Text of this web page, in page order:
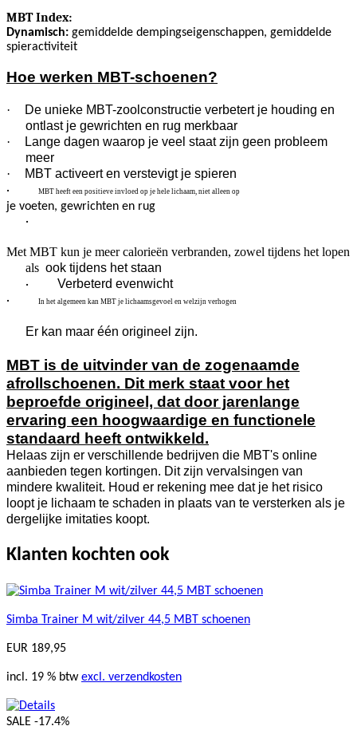
MBT Index:
Dynamisch: gemiddelde dempingseigenschappen, gemiddelde
spieractiviteit
Hoe werken MBT-schoenen?
·
De unieke MBT-zoolconstructie verbetert je houding en
ontlast je gewrichten en rug merkbaar
·
Lange dagen waarop je veel staat zijn geen probleem
meer
·
MBT activeert en verstevigt je spieren
· MBT heeft een positieve invloed op je hele lichaam, niet alleen op
je voeten, gewrichten en rug
·
Met MBT kun je meer calorieën verbranden, zowel tijdens het lopen
als ook tijdens het staan
· Verbeterd evenwicht
· In het algemeen kan MBT je lichaamsgevoel en welzijn verhogen
Er kan maar één origineel zijn.
MBT is de uitvinder van de zogenaamde
afrollschoenen. Dit merk staat voor het
beproefde origineel, dat door jarenlange
ervaring een hoogwaardige en functionele
standaard heeft ontwikkeld.
Helaas zijn er verschillende bedrijven die MBT's online
aanbieden tegen kortingen. Dit zijn vervalsingen van
mindere kwaliteit. Houd er rekening mee dat je het risico
loopt je lichaam te schaden in plaats van te versterken als je
dergelijke imitaties koopt.
Klanten kochten ook
Simba Trainer M wit/zilver 44,5 MBT schoenen
EUR 189,95
incl. 19 % btwexcl. verzendkosten
SALE -17.4%